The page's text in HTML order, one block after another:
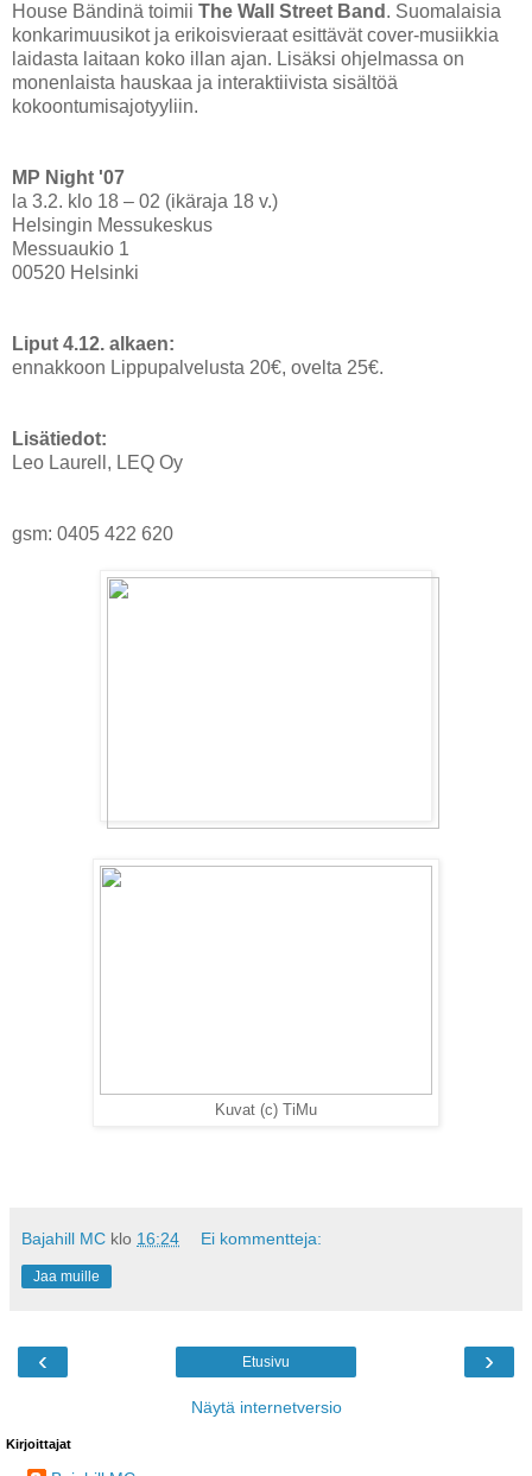
House Bändinä toimii The Wall Street Band . Suomalaisia
konkarimuusikot ja erikoisvieraat esittävät cover-musiikkia
laidasta laitaan koko illan ajan. Lisäksi ohjelmassa on
monenlaista hauskaa ja interaktiivista sisältöä
kokoontumisajotyyliin.
MP Night '07
la 3.2. klo 18 – 02 (ikäraja 18 v.)
Helsingin Messukeskus
Messuaukio 1
00520 Helsinki
Liput 4.12. alkaen:
ennakkoon Lippupalvelusta 20€, ovelta 25€.
Lisätiedot:
Leo Laurell, LEQ Oy
gsm: 0405 422 620
Kuvat (c) TiMu
Bajahill MC klo 16:24 Ei kommentteja:
Jaa muille
‹ ›
Etusivu
Näytä internetversio
Kirjoittajat